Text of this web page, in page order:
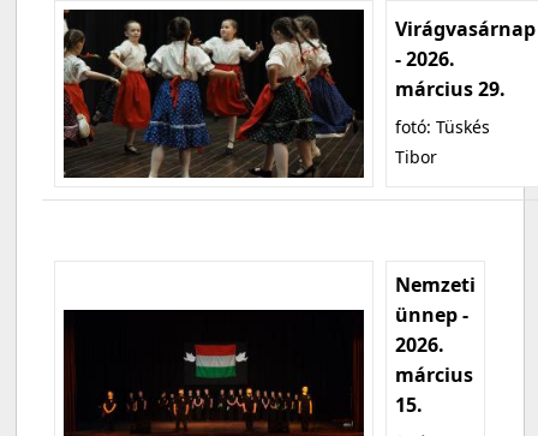
Virágvasárnap
- 2026.
március 29.
fotó: Tüskés
Tibor
Nemzeti
ünnep -
2026.
március
15.